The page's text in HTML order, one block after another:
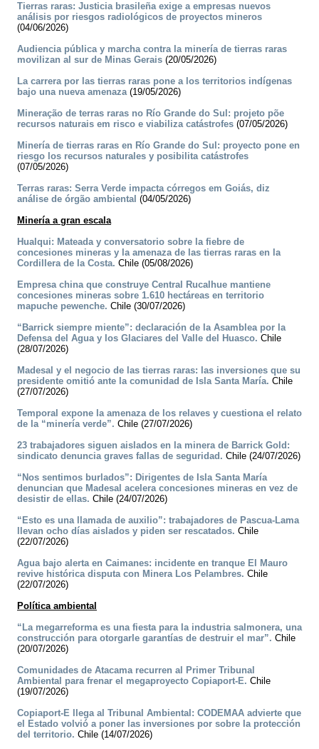
Tierras raras: Justicia brasileña exige a empresas nuevos
análisis por riesgos radiológicos de proyectos mineros
(04/06/2026)
Audiencia pública y marcha contra la minería de tierras raras
movilizan al sur de Minas Gerais (20/05/2026)
La carrera por las tierras raras pone a los territorios indígenas
bajo una nueva amenaza(19/05/2026)
Mineração de terras raras no Río Grande do Sul: projeto põe
recursos naturais em risco e viabiliza catástrofes (07/05/2026)
Minería de tierras raras en Río Grande do Sul: proyecto pone en
riesgo los recursos naturales y posibilita catástrofes
(07/05/2026)
Terras raras: Serra Verde impacta córregos em Goiás, diz
análise de órgão ambiental (04/05/2026)
Minería a gran escala
Hualqui: Mateada y conversatorio sobre la fiebre de
concesiones mineras y la amenaza de las tierras raras en la
Cordillera de la Costa. Chile (05/08/2026)
Empresa china que construye Central Rucalhue mantiene
concesiones mineras sobre 1.610 hectáreas en territorio
mapuche pewenche. Chile (30/07/2026)
“Barrick siempre miente”: declaración de la Asamblea por la
Defensa del Agua y los Glaciares del Valle del Huasco. Chile
(28/07/2026)
Madesal y el negocio de las tierras raras: las inversiones que su
presidente omitió ante la comunidad de Isla Santa María. Chile
(27/07/2026)
Temporal expone la amenaza de los relaves y cuestiona el relato
de la “minería verde”. Chile (27/07/2026)
23 trabajadores siguen aislados en la minera de Barrick Gold:
sindicato denuncia graves fallas de seguridad. Chile (24/07/2026)
“Nos sentimos burlados”: Dirigentes de Isla Santa María
denuncian que Madesal acelera concesiones mineras en vez de
desistir de ellas. Chile (24/07/2026)
“Esto es una llamada de auxilio”: trabajadores de Pascua-Lama
llevan ocho días aislados y piden ser rescatados. Chile
(22/07/2026)
Agua bajo alerta en Caimanes: incidente en tranque El Mauro
revive histórica disputa con Minera Los Pelambres. Chile
(22/07/2026)
Política ambiental
“La megarreforma es una fiesta para la industria salmonera, una
construcción para otorgarle garantías de destruir el mar”. Chile
(20/07/2026)
Comunidades de Atacama recurren al Primer Tribunal
Ambiental para frenar el megaproyecto Copiaport-E. Chile
(19/07/2026)
Copiaport-E llega al Tribunal Ambiental: CODEMAA advierte que
el Estado volvió a poner las inversiones por sobre la protección
del territorio. Chile (14/07/2026)